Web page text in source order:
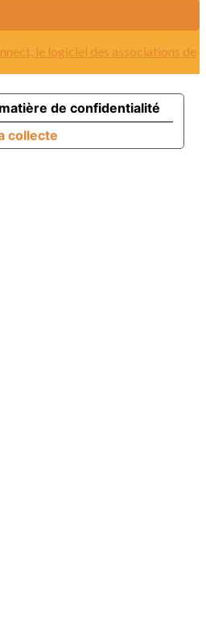
le logiciel des associations de
collecte
de confidentialité